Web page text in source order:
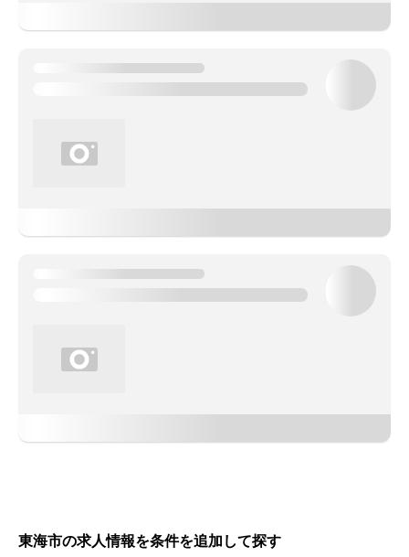
東海市の求人情報を条件を追加して探す